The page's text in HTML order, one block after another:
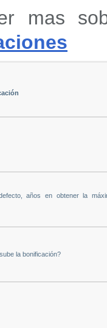
mas
años en obtener la
la bonificación?